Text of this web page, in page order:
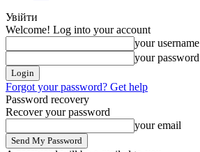
Увійти
Welcome! Log into your account
your username
your password
Forgot your password? Get help
Password recovery
Recover your password
your email